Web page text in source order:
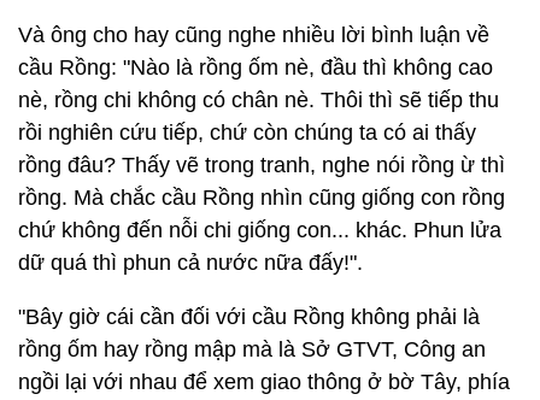
Và ông cho hay cũng nghe nhiều lời bình luận về
cầu Rồng: "Nào là rồng ốm nè, đầu thì không cao
nè, rồng chi không có chân nè. Thôi thì sẽ tiếp thu
rồi nghiên cứu tiếp, chứ còn chúng ta có ai thấy
rồng đâu? Thấy vẽ trong tranh, nghe nói rồng ừ thì
rồng. Mà chắc cầu Rồng nhìn cũng giống con rồng
chứ không đến nỗi chi giống con... khác. Phun lửa
dữ quá thì phun cả nước nữa đấy!".
"Bây giờ cái cần đối với cầu Rồng không phải là
rồng ốm hay rồng mập mà là Sở GTVT, Công an
ngồi lại với nhau để xem giao thông ở bờ Tây, phía